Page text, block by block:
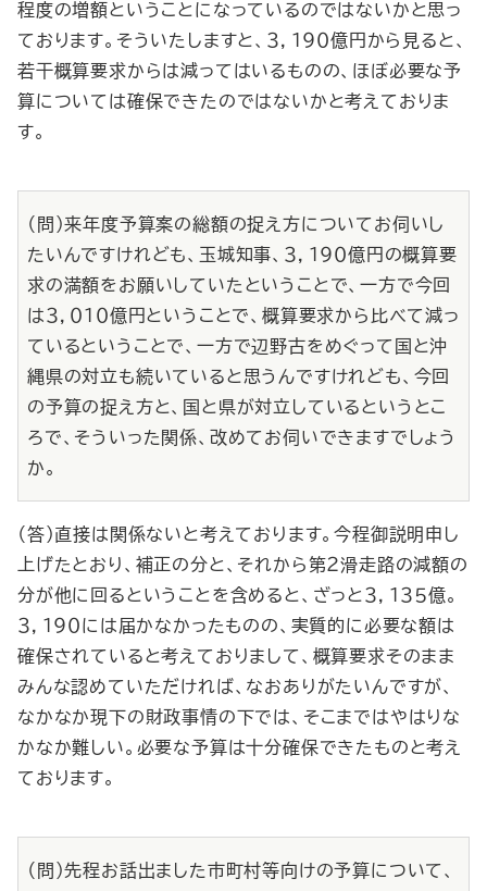
程度の増額ということになっているのではないかと思っ
ております。そういたしますと、３，１９０億円から見ると、
若干概算要求からは減ってはいるものの、ほぼ必要な予
算については確保できたのではないかと考えておりま
す。
（問）来年度予算案の総額の捉え方についてお伺いし
たいんですけれども、玉城知事、３，１９０億円の概算要
求の満額をお願いしていたということで、一方で今回
は３，０１０億円ということで、概算要求から比べて減っ
ているということで、一方で辺野古をめぐって国と沖
縄県の対立も続いていると思うんですけれども、今回
の予算の捉え方と、国と県が対立しているというとこ
ろで、そういった関係、改めてお伺いできますでしょう
か。
（答）直接は関係ないと考えております。今程御説明申し
上げたとおり、補正の分と、それから第２滑走路の減額の
分が他に回るということを含めると、ざっと３，１３５億。
３，１９０には届かなかったものの、実質的に必要な額は
確保されていると考えておりまして、概算要求そのまま
みんな認めていただければ、なおありがたいんですが、
なかなか現下の財政事情の下では、そこまではやはりな
かなか難しい。必要な予算は十分確保できたものと考え
ております。
（問）先程お話出ました市町村等向けの予算について、